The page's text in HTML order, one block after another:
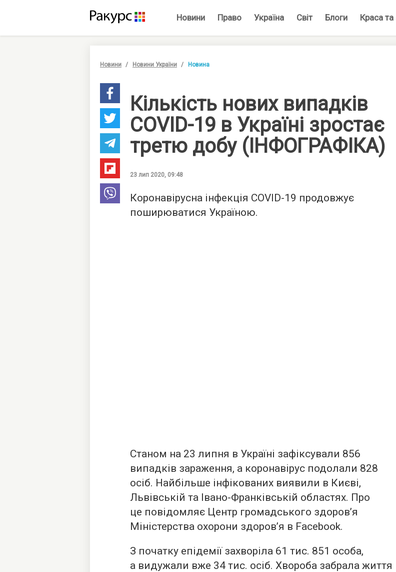
Новини Право Україна Світ Блоги Краса
Новини Новини України Новина
Кількість нових випадків
COVID-19 в Україні зростає
третю добу (ІНФОГРАФІКА)
23 лип 2020, 09:48
Коронавірусна інфекція COVID-19 продовжує
поширюватися Україною.
Станом на 23 липня в Україні зафіксували 856
випадків зараження, а коронавірус подолали 828
осіб. Найбільше інфікованих виявили в Києві,
Львівській та Івано-Франківській областях. Про
це повідомляє Центр громадського здоров’я
Міністерства охорони здоров’я в Facebook.
З початку епідемії захворіла 61 тис. 851 особа,
а видужали вже 34 тис. осіб. Хвороба забрала життя